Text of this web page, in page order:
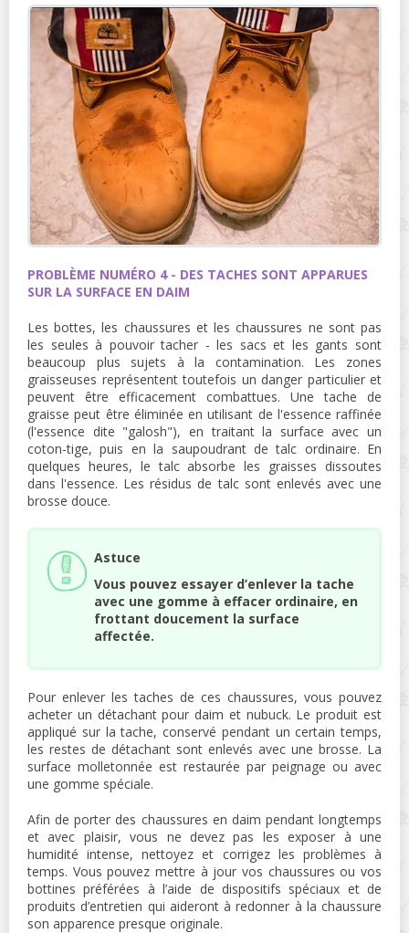
PROBLÈME NUMÉRO 4 - DES TACHES SONT APPARUES
SUR LA SURFACE EN DAIM
Les bottes, les chaussures et les chaussures ne sont pas
les seules à pouvoir tacher - les sacs et les gants sont
beaucoup plus sujets à la contamination. Les zones
graisseuses représentent toutefois un danger particulier et
peuvent être efficacement combattues. Une tache de
graisse peut être éliminée en utilisant de l'essence raffinée
(l'essence dite "galosh"), en traitant la surface avec un
coton-tige, puis en la saupoudrant de talc ordinaire. En
quelques heures, le talc absorbe les graisses dissoutes
dans l'essence. Les résidus de talc sont enlevés avec une
brosse douce.
Astuce
Vous pouvez essayer d’enlever la tache
avec une gomme à effacer ordinaire, en
frottant doucement la surface
affectée.
Pour enlever les taches de ces chaussures, vous pouvez
acheter un détachant pour daim et nubuck. Le produit est
appliqué sur la tache, conservé pendant un certain temps,
les restes de détachant sont enlevés avec une brosse. La
surface molletonnée est restaurée par peignage ou avec
une gomme spéciale.
Afin de porter des chaussures en daim pendant longtemps
et avec plaisir, vous ne devez pas les exposer à une
humidité intense, nettoyez et corrigez les problèmes à
temps. Vous pouvez mettre à jour vos chaussures ou vos
bottines préférées à l’aide de dispositifs spéciaux et de
produits d’entretien qui aideront à redonner à la chaussure
son apparence presque originale.